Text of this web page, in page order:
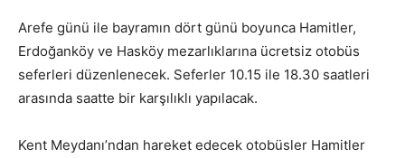
Arefe günü ile bayramın dört günü boyunca Hamitler,
Erdoğanköy ve Hasköy mezarlıklarına ücretsiz otobüs
seferleri düzenlenecek. Seferler 10.15 ile 18.30 saatleri
arasında saatte bir karşılıklı yapılacak.
Kent Meydanı’ndan hareket edecek otobüsler Hamitler